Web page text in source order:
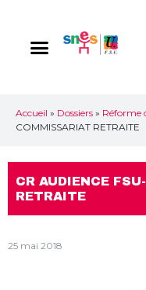
Accueil » Dossiers » Réforme
COMMISSARIAT RETRAITE
CR AUDIENCE
RETRAITE
25 mai 2018